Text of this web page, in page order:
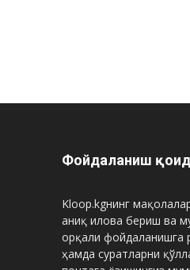
Фойдаланиш
Kloop.kgнинг
аниқ илова бериш ва
орқали фойдаланишга
ҳамда суратларни